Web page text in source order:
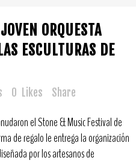
ORQUESTA
ESCULTURAS DE
0 Likes Share
el Stone & Music Festival de
de regalo le entrega la organización
por los artesanos de